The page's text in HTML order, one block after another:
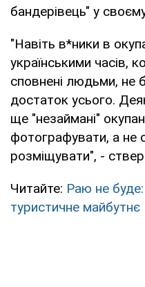
бандерівець" у
"Навіть в*ники в
українськими часів,
сповнені людьми, не
достаток усього.
ще "незаймані"
фотографувати, а не
розміщувати", -
Читайте: Раю не
туристичне